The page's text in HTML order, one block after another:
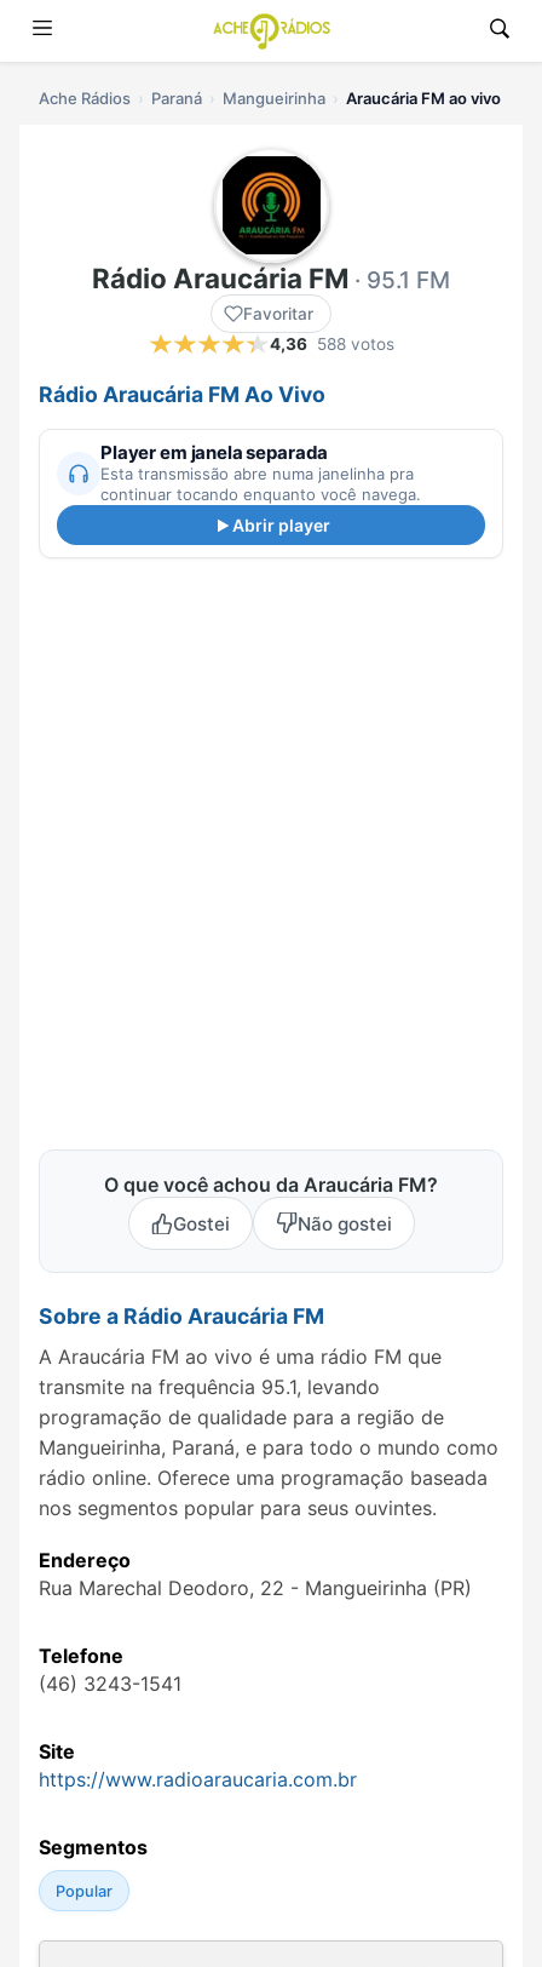
Ache Rádios Paraná Mangueirinha Araucária FM ao vivo
Rádio Araucária FM · 95.1 FM
Favoritar
4,36 588 votos
Rádio Araucária FM Ao Vivo
Player em janela separada
Esta transmissão abre numa janelinha pra
continuar tocando enquanto você navega.
Abrir player
O que você achou da Araucária FM?
Gostei Não gostei
Sobre a Rádio Araucária FM
A Araucária FM ao vivo é uma rádio FM que
transmite na frequência 95.1, levando
programação de qualidade para a região de
Mangueirinha, Paraná, e para todo o mundo como
rádio online. Oferece uma programação baseada
nos segmentos popular para seus ouvintes.
Endereço
Rua Marechal Deodoro, 22 - Mangueirinha (PR)
Telefone
(46) 3243-1541
Site
https://www.radioaraucaria.com.br
Segmentos
Popular